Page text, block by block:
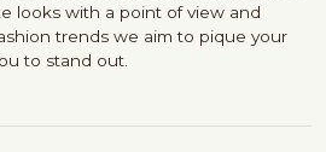
looks with a point of view and
trends we aim to pique your
to stand out.